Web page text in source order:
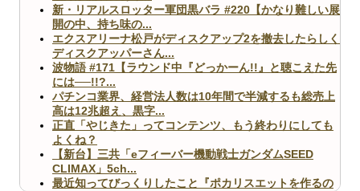
新・リアルスロッター軍団黒バラ #220【かなり難しい展
開の中、持ち味の...
エクスアリーナ松戸がディスクアップ2を撤去したらしく
ディスクアッパーさん...
波物語 #171【ラウンド中『どっかーん!!』と聴こえた先
には──!!?...
パチンコ業界、経営法人数は10年間で半減するも総売上
高は12兆超え、黒字...
正直「やじきた」ってコンテンツ、もう終わりにしても
よくね？
【新台】三共「eフィーバー機動戦士ガンダムSEED
CLIMAX」5ch...
最近知ってびっくりしたこと『ポカリスエットを作るの